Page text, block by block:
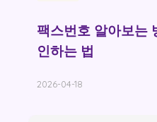
팩스번호 알아보는
인하는 법
2026-04-18